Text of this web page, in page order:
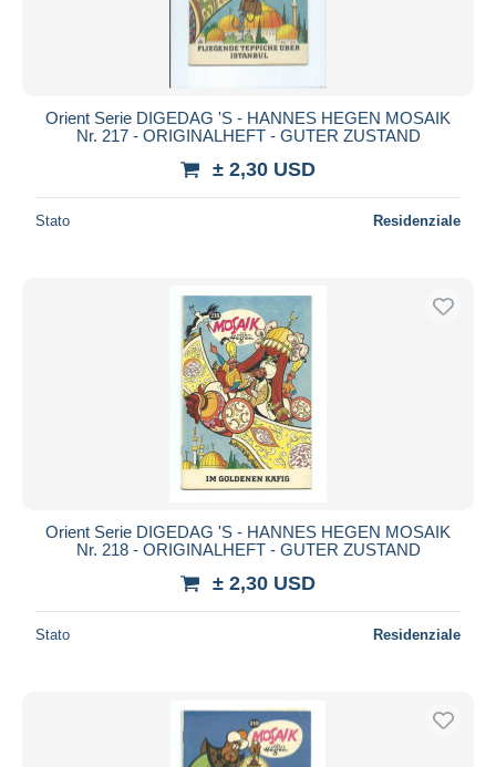
Orient Serie DIGEDAG 'S - HANNES HEGEN MOSAIK
Nr. 217 - ORIGINALHEFT - GUTER ZUSTAND
± 2,30 USD
Stato Residenziale
Orient Serie DIGEDAG 'S - HANNES HEGEN MOSAIK
Nr. 218 - ORIGINALHEFT - GUTER ZUSTAND
± 2,30 USD
Stato Residenziale